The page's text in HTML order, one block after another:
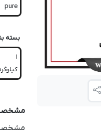
pure
بسته
1